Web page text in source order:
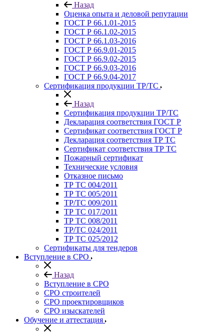
Назад
Оценка опыта и деловой репутации
ГОСТ Р 66.1.01-2015
ГОСТ Р 66.1.02-2015
ГОСТ Р 66.1.03-2016
ГОСТ Р 66.9.01-2015
ГОСТ Р 66.9.02-2015
ГОСТ Р 66.9.03-2016
ГОСТ Р 66.9.04-2017
Сертификация продукции ТР/ТС
Назад
Сертификация продукции ТР/ТС
Декларация соответствия ГОСТ Р
Сертификат соответствия ГОСТ Р
Декларация соответствия ТР ТС
Сертификат соответствия ТР ТС
Пожарный сертификат
Технические условия
Отказное письмо
ТР ТС 004/2011
ТР ТС 005/2011
ТР/ТС 009/2011
ТР ТС 017/2011
ТР ТС 008/2011
ТР/ТС 024/2011
ТР ТС 025/2012
Сертификаты для тендеров
Вступление в СРО
Назад
Вступление в СРО
СРО строителей
СРО проектировщиков
СРО изыскателей
Обучение и аттестация